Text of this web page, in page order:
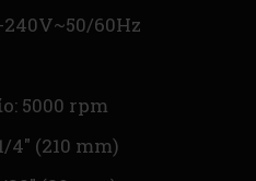
240V~50/60Hz
5000 rpm
4″ (210 mm)